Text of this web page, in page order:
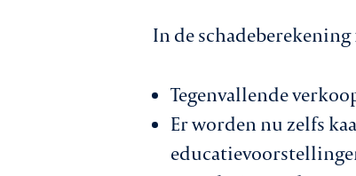
In de
Tegenvallende
Er worden nu zelfs